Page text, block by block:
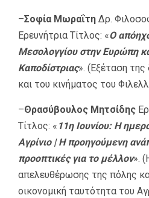
–Σοφία Μωραΐτη Δρ.
Ερευνήτρια Τίτλος: «Ο
Μεσολογγίου στην Ευρώπη
Καποδίστριας». (Εξέταση της
και του κινήματος του
–Θρασύβουλος Μητσίδης
Τίτλος: « 11η Ιουνίου: Η
Αγρίνιο | Η προηγούμενη
προοπτικές για το μέλλον».
απελευθέρωσης της πόλης
οικονομική ταυτότητα του